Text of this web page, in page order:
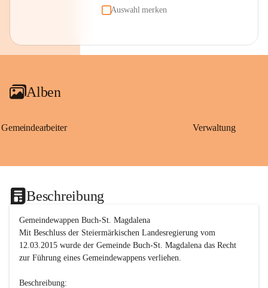
Auswahl merken
Alben
Gemeindearbeiter Verwaltung
Beschreibung
Gemeindewappen Buch-St. Magdalena
Mit Beschluss der Steiermärkischen Landesregierung vom
12.03.2015 wurde der Gemeinde Buch-St. Magdalena das Recht
zur Führung eines Gemeindewappens verliehen.
Beschreibung: